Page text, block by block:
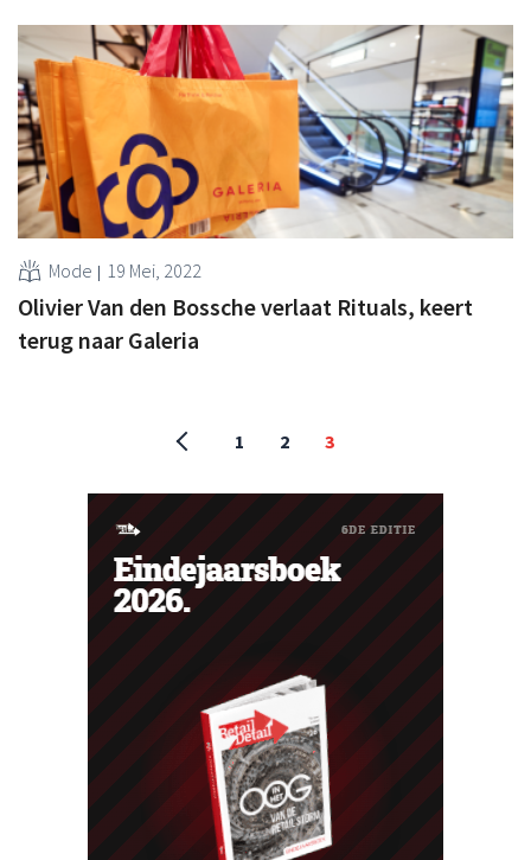
Mode 19 Mei, 2022
Olivier Van den Bossche verlaat Rituals, keert
terug naar Galeria
1 2 3